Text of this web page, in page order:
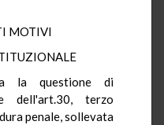
MOTIVI
la questione di
dell'art.30, terzo
penale, sollevata